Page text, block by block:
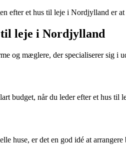
efter et hus til leje i Nordjylland er
til leje i Nordjylland
og mæglere, der specialiserer sig
budget, når du leder efter et hus
huse, er det en god idé at